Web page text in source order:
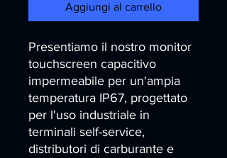
Aggiungi al carrello
Presentiamo il nostro monitor
touchscreen capacitivo
impermeabile per un'ampia
temperatura IP67, progettato
per l'uso industriale in
terminali self-service,
distributori di carburante e